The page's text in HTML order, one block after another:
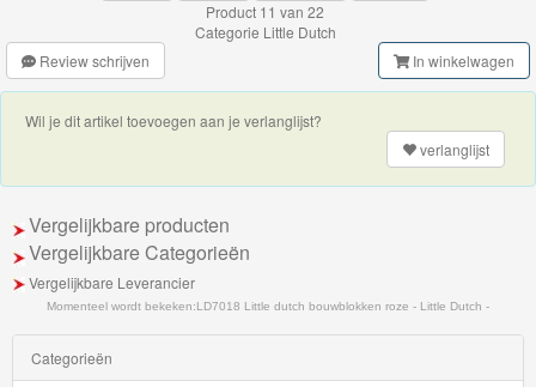
Thomas
de
Minis
Houten
Speelgoed
Thomas
Pre-
School
Product 11 van 22
Categorie Little Dutch
Review schrijven
In winkelwagen
Wil je dit artikel toevoegen aan je verlanglijst?
verlanglijst
Vergelijkbare producten
Vergelijkbare Categorieën
Vergelijkbare Leverancier
Momenteel wordt bekeken: LD7018 Little dutch bouwblokken roze - Little Dutch -
Categorieën